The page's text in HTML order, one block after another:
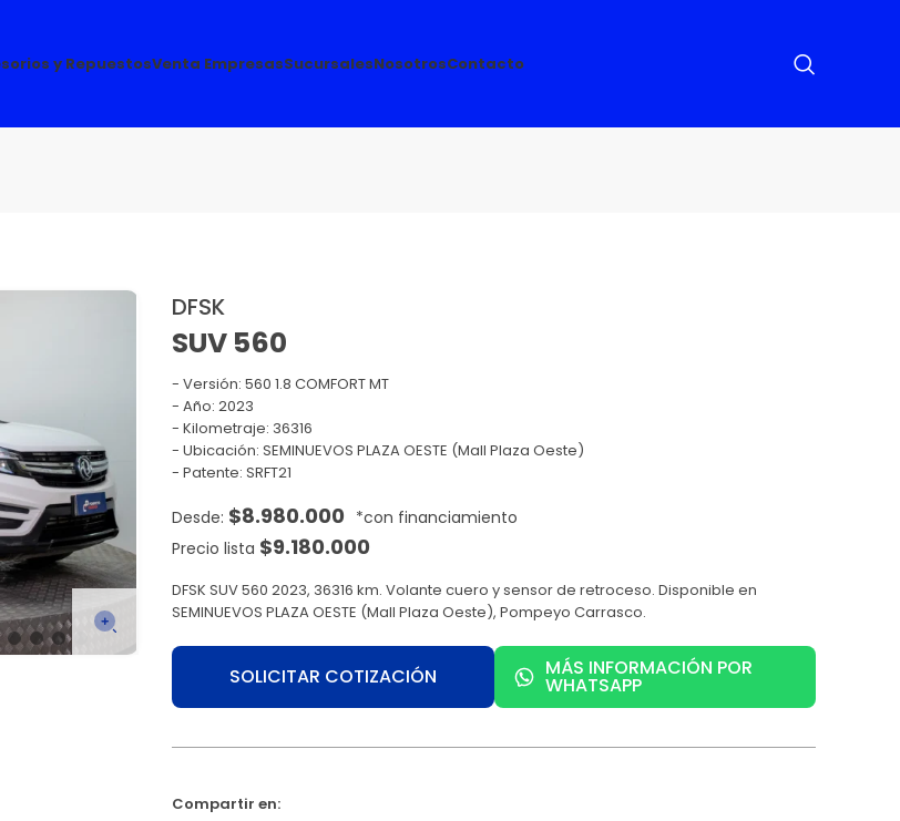
y RepuestosVenta EmpresasSucursalesNosotrosContacto
DFSK
SUV 560
Versión: 560 1.8 COMFORT MT
Año: 2023
Kilometraje: 36316
Ubicación: SEMINUEVOS PLAZA OESTE (Mall Plaza Oeste)
Patente: SRFT21
$8.980.000
Precio lista $9.180.000
DFSK SUV 560 2023, 36316 km. Volante cuero y sensor de retroceso. Disponible en
SEMINUEVOS PLAZA OESTE (Mall Plaza Oeste), Pompeyo Carrasco.
SOLICITAR COTIZACIÓN MÁS INFORMACIÓN POR
WHATSAPP
Compartir en: